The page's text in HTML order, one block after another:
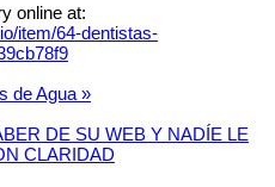
online at:
item/64-dentistas-
de Agua »
DE SU WEB Y NADÍE LE
CLARIDAD